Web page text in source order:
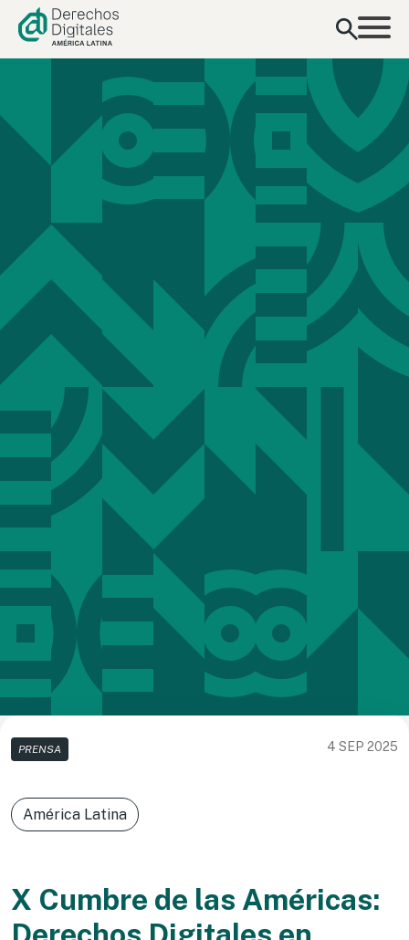
contenido
PRENSA 4 SEP 2025
América Latina
X Cumbre de las Américas: